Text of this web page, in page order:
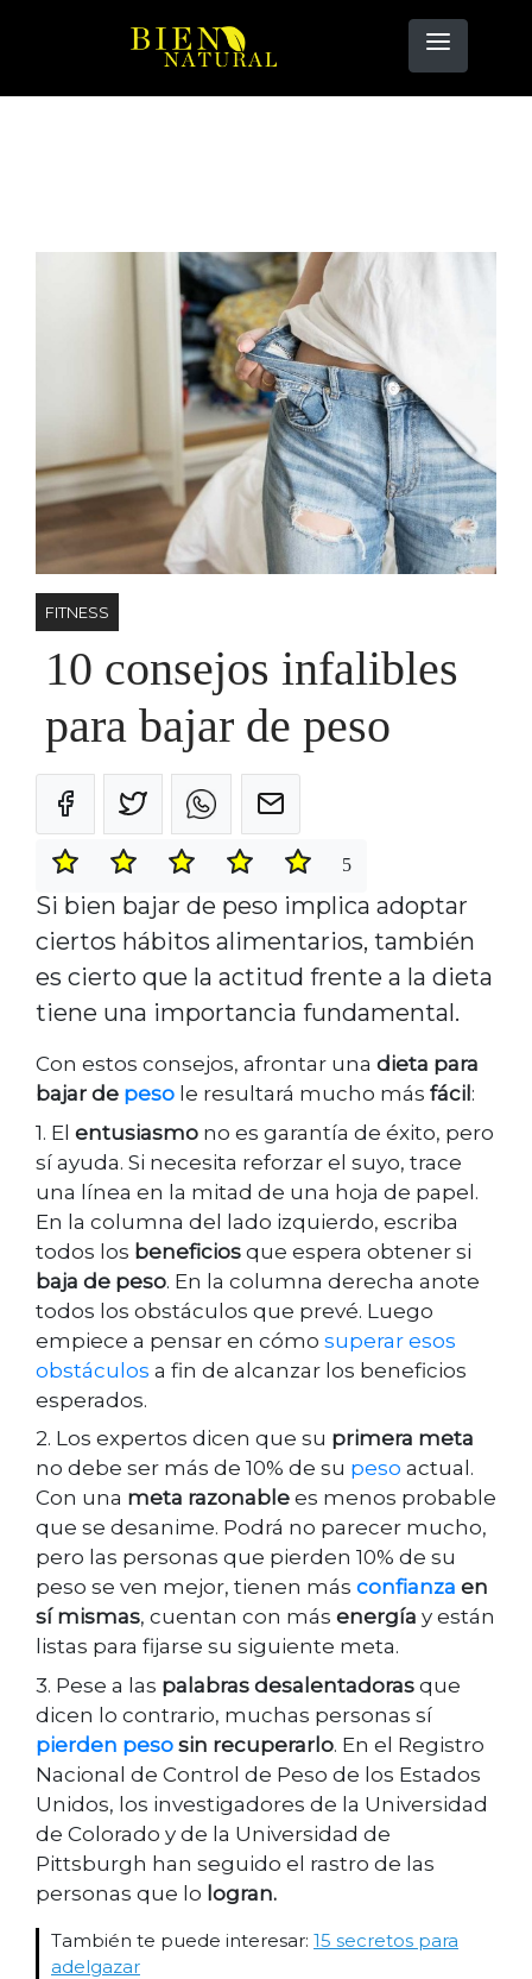
FITNESS
10 consejos infalibles
para bajar de peso
5
Si bien bajar de peso implica adoptar
ciertos hábitos alimentarios, también
es cierto que la actitud frente a la dieta
tiene una importancia fundamental.
Con estos consejos, afrontar una dieta para
bajar de peso le resultará mucho más fácil:
1. El entusiasmo no es garantía de éxito, pero
sí ayuda. Si necesita reforzar el suyo, trace
una línea en la mitad de una hoja de papel.
En la columna del lado izquierdo, escriba
todos los beneficios que espera obtener si
baja de peso. En la columna derecha anote
todos los obstáculos que prevé. Luego
empiece a pensar en cómo superar esos
obstáculos a fin de alcanzar los beneficios
esperados.
2. Los expertos dicen que su primera meta
no debe ser más de 10% de su peso actual.
Con una meta razonable es menos probable
que se desanime. Podrá no parecer mucho,
pero las personas que pierden 10% de su
peso se ven mejor, tienen más confianza en
sí mismas, cuentan con más energía y están
listas para fijarse su siguiente meta.
3. Pese a las palabras desalentadoras que
dicen lo contrario, muchas personas sí
pierden peso sin recuperarlo. En el Registro
Nacional de Control de Peso de los Estados
Unidos, los investigadores de la Universidad
de Colorado y de la Universidad de
Pittsburgh han seguido el rastro de las
personas que lo logran.
También te puede interesar: 15 secretos para
adelgazar